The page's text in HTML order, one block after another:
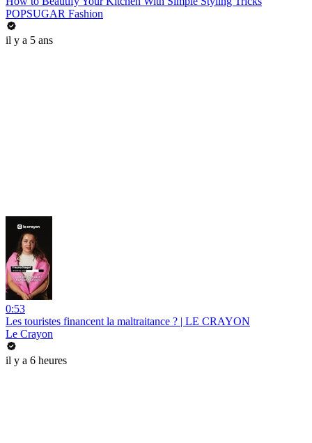
POPSUGAR Fashion
il y a 5 ans
0:53
Les touristes financent la maltraitance ? | LE CRAYON
Le Crayon
il y a 6 heures